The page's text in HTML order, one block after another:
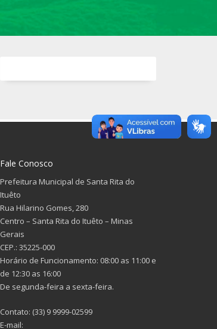
Fale Conosco
Prefeitura Municipal de Santa Rita do
Ituêto
Rua Hilarino Gomes, 280
Centro – Santa Rita do Ituêto – Minas
Gerais
CEP.: 35225-000
Horário de Funcionamento: 08:00 as 11:00 e
de 12:30 as 16:00
De segunda-feira a sexta-feira.
Contato: (33) 9 9999-02599
E-mail: